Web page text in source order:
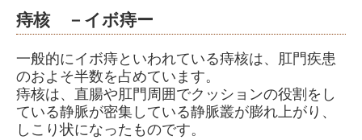
臨床研究について
厚生労働大臣が定める掲示事項
痔核 －イボ痔ー
一般的にイボ痔といわれている痔核は、肛門疾患
のおよそ半数を占めています。
痔核は、直腸や肛門周囲でクッションの役割をし
ている静脈が密集している静脈叢が膨れ上がり、
しこり状になったものです。